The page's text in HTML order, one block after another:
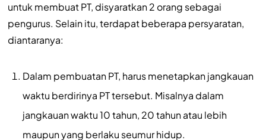
untuk membuat PT, disyaratkan 2 orang sebagai
pengurus. Selain itu, terdapat beberapa persyaratan,
diantaranya:
Dalam pembuatan PT, harus menetapkan jangkauan
waktu berdirinya PT tersebut. Misalnya dalam
jangkauan waktu 10 tahun, 20 tahun atau lebih
maupun yang berlaku seumur hidup.